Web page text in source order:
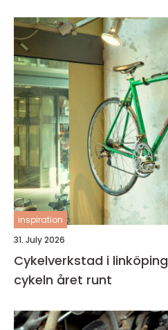
inspiration
31. July 2026
Cykelverkstad i linköping så tar du hand om
cykeln året runt